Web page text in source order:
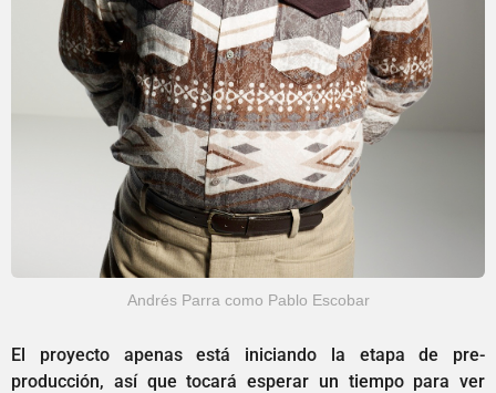
Andrés Parra como Pablo Escobar
El proyecto apenas está iniciando la etapa de pre-
producción, así que tocará esperar un tiempo para ver